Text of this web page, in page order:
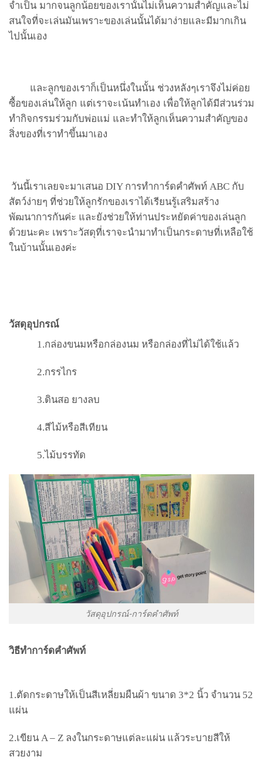
จำเป็น มากจนลูกน้อยของเรานั้นไม่เห็นความสำคัญและไม่
สนใจที่จะเล่นมันเพราะของเล่นนั้นได้มาง่ายและมีมากเกิน
ไปนั้นเอง
และลูกของเราก็เป็นหนึ่งในนั้น ช่วงหลังๆเราจึงไม่ค่อย
ซื้อของเล่นให้ลูก แต่เราจะเน้นทำเอง เพื่อให้ลูกได้มีส่วนร่วม
ทำกิจกรรมร่วมกับพ่อแม่ และทำให้ลูกเห็นความสำคัญของ
สิ่งของที่เราทำขึ้นมาเอง
วันนี้เราเลยจะมาเสนอ DIY การทำการ์ดคำศัพท์ ABC กับ
สัตว์ง่ายๆ ที่ช่วยให้ลูกรักของเราได้เรียนรู้เสริมสร้าง
พัฒนาการกันค่ะ และยังช่วยให้ท่านประหยัดค่าของเล่นลูก
ด้วยนะคะ เพราะวัสดุที่เราจะนำมาทำเป็นกระดาษที่เหลือใช้
ในบ้านนั้นเองค่ะ
วัสดุอุปกรณ์
1.กล่องขนมหรือกล่องนม หรือกล่องที่ไม่ได้ใช้แล้ว
2.กรรไกร
3.ดินสอ ยางลบ
4.สีไม้หรือสีเทียน
5.ไม้บรรทัด
วัสดุอุปกรณ์-การ์ดคำศัพท์
วิธีทำการ์ดคำศัพท์
1.ตัดกระดาษให้เป็นสีเหลี่ยมผืนผ้า ขนาด 3*2 นิ้ว จำนวน 52
แผ่น
2.เขียน A – Z ลงในกระดาษแต่ละแผ่น แล้วระบายสีให้
สวยงาม